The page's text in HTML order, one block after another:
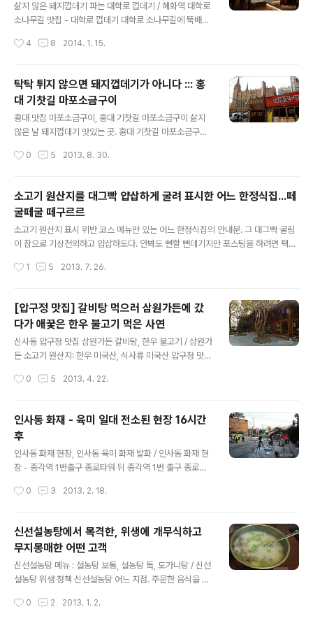
밀국수 5천원, 고기국밥. 구포국수 대폿집 분위기의 국수
집. 원조 멸치국수 "쫄깃하고 담백한 소면맛!" 소문난 국수
국식 국수요리집 마오 짜장면, 짬뽕, 북경요리, 꿔바로우 파
삶지 않은 돼지껍데기 파는 대학로 껍데기 / 혜화역 대학로
소나무길 맛집 - 대학로 껍데기 대학로 소나무길에 뚝배기
위치 확인 없이 찾아갔는데, 5분을 헤맨 끝에 발견한 대학
피하우스까지만 보고 지나치고 눈에 전혀 들어오지 않았
던, 그 옆집. 늘상 우리 주변에 차고 넘치고 있는 정보, 이치,
원리, 득템도 그것과의 을 제외하고, 하는 누군가의 큐레이
션 역할이 없으면, 그래서 자신의 눈에 내내 들어오지 않으
면 평생토록 내 것이 아니다. 눈이 두 개나 있고 그것이 시
고 마는 의미 있는 것들이 세상에는 많다. 육안으로는 봤지
4 8 2014. 1. 15.
탁탁 튀지 않으면 돼지껍데기가 아니다 ::: 홍
대 기찻길 마포소금구이
홍대 맛집 마포소금구이, 홍대 기찻길 마포소금구이 삶지
않은 날 돼지껍데기 맛있는 곳. 홍대 기찻길 마포소금구이
맛집, 홍대 기찻길 맛집 며칠 전 다녀온, 홍대 산울림소극장
은 생돼지껍데기가 나오는 마포소금구이집. 마포소금구이
집 리뷰 목차 1. 돼지껍데기들의 툭탁툭탁 텀블링 동영상
2. 날 돼지껍데기의 자태 3. 불판에 굽기 4. 구워진 돼껍 맛
있게 먹는 법 5. 마포소금구이집에 처음가는 분들을 모르
는 소소한 팁 1. 돼지껍데기들의 텀블링 생돼지껍데기집이
보니 완전 정겨움. 날 거를 구운 돼지껍데기는 너 그러라고
0 5 2013. 8. 30.
소고기 원산지를 대그빡 얍삽하게 굴려 표시한 어느 한정식집...떼
굴떼굴 떼구르르
소고기 원산지 표시 위반 코스 메뉴만 있는 어느 한정식집의 안내문. 그 대그빡 굴림
이 참으로 기상천외하고 얍삽하도다. 안봐도 뻔할 뻔데기지만 포스팅을 하려면 팩트
미국산 확인. 내부 메뉴판이 아닌 옥외 간판이라 해도 원산지를 빠져나갈 다의적 여
레시피 국내산 식재료만 사용한다고 사람들을 꼬시고는 싶은데...1큰술 정작, 왠만한
사람들이 가장 민감하게 여기는 원산지 종목, 소고기가 미국산인데 이거 안밝히자니
띰띰은 하고...1작은술 그렇다고 이 부분 언급 안하면 사람들이 먹으러 들어와서 소고
기 원산지 확인하고 된장 낚였다 여길 게 분명하니...반..
1 5 2013. 7. 26.
[압구정 맛집] 갈비탕 먹으러 삼원가든에 갔
다가 애꿎은 한우 불고기 먹은 사연
신사동 압구정 맛집 삼원가든 갈비탕, 한우 불고기 / 삼원가
든 소고기 원산지: 한우 미국산, 식사류 미국산 압구정 맛집
갈비탕, 냉면 원산지 미국산 5년만이던가.....근처 들럿다가
갔다. 메뉴판을 펼쳤는데 식사 메뉴군의 모든 소고기 원산
지는 미국산. → 소고기 : 미국산 / 육수 : 국내산 한우와 미
국산을 섞음 [육수 : 국내산 한우와 미국산을 섞음] 육수의
소고기 원산지 혼합 정책은 (혼합 비율이 몇대몇인지는 모
로써 소비자가 원산지를 인지하는 과정에서 소고기가 미국
0 5 2013. 4. 22.
인사동 화재 - 육미 일대 전소된 현장 16시간
후
인사동 화재 현장, 인사동 육미 화재 발화 / 인사동 화재 현
장 - 종각역 1번출구 종로타워 뒤 종각역 1번 출구 종로타
미 화재 현장 2013년 2월 18일 오후 3시경 플랜티어학
는 인간의 무한 욕망;;; 보고싶어 하는 그 끈적스러운 시선
들의 대리 확인;;;
0 3 2013. 2. 18.
신선설농탕에서 목격한, 위생에 개무식하고
무지몽매한 어떤 고객
신선설농탕 메뉴 : 설농탕 보통, 설농탕 특, 도가니탕 / 신선
설농탕 위생 정책 신선설농탕 어느 지점. 주문한 음식을 기
언가 관철하려는 의사 전달 어조의 말을 하고 있었다. 사연
0 2 2013. 1. 2.